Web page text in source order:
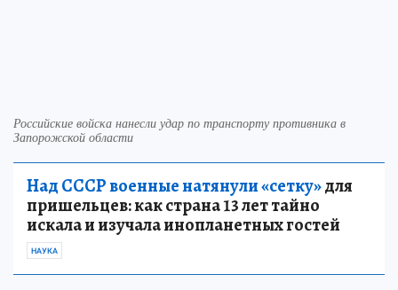
Российские войска нанесли удар по транспорту противника в
Запорожской области
Над СССР военные натянули «сетку»для
пришельцев: как страна 13 лет тайно
искала и изучала инопланетных гостей
НАУКА